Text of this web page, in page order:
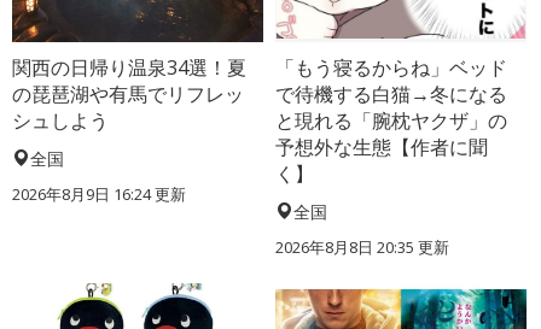
関西の日帰り温泉34選！夏
の琵琶湖や有馬でリフレッ
シュしよう
全国
2026年8月9日 16:24更新
「もう寝るからね」ベッド
で待機する白猫→冬になる
と現れる「腕枕ヤクザ」の
予想外な生態【作者に聞
く】
全国
2026年8月8日 20:35 更新